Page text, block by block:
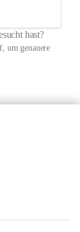
hast?
um genauere